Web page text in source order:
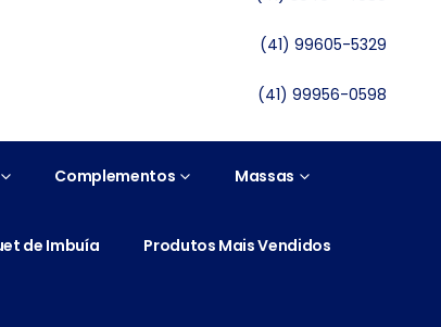
(41) 99605-5329
(41) 99956-0598
Complementos Massas
de Imbuía Produtos Mais Vendidos